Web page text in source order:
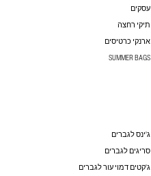
עסקים
תיקי רחצה
ארנקי כרטיסים
SUMMER BAGS
ג'ינס לגברים
סריגים לגברים
ג'קטים דמוי עור לגברים